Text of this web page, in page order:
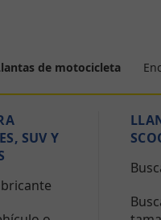
de motocicleta
SUV Y